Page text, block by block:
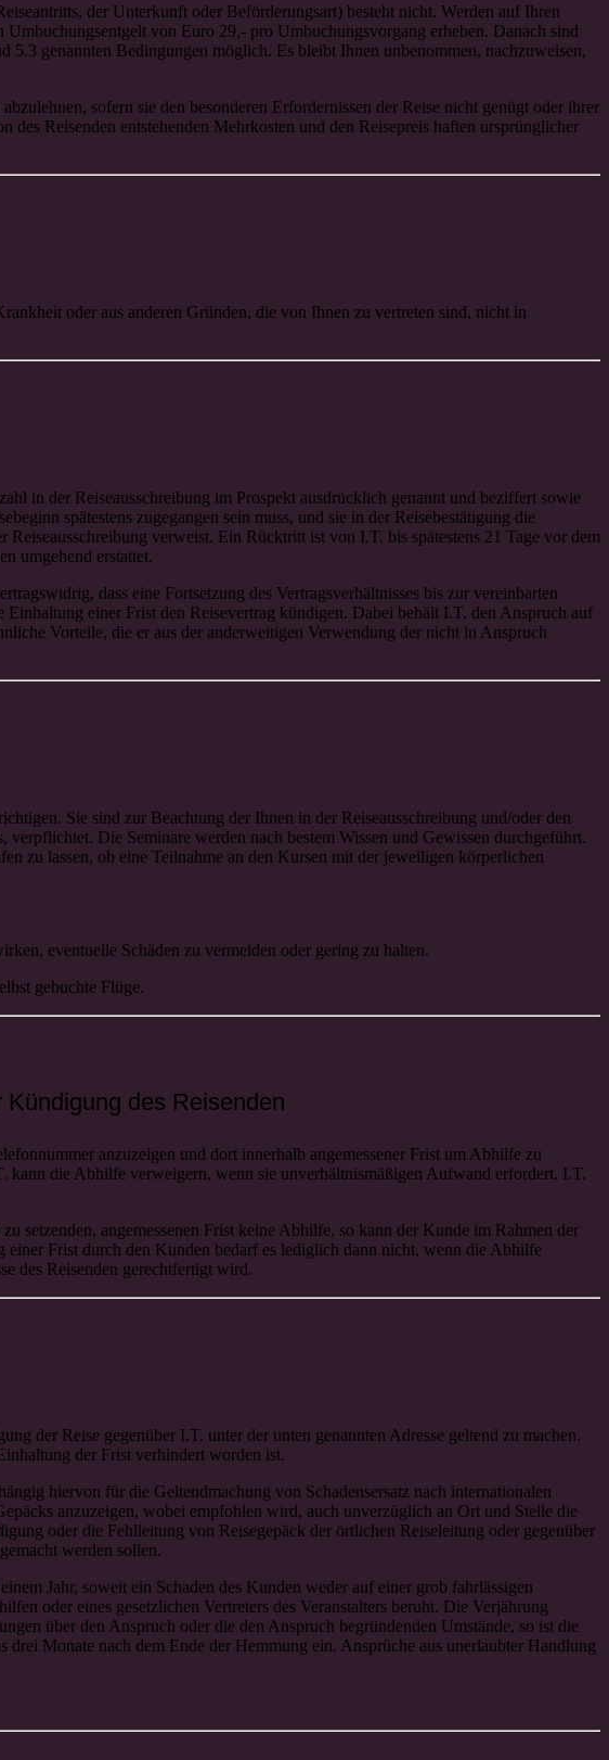
der Unterkunft oder Beförderungsart) besteht nicht. Werden auf Ihren
von Euro 29,- pro Umbuchungsvorgang erheben. Danach sind
genannten Bedingungen möglich. Es bleibt Ihnen unbenommen, nachzuweisen,
sofern sie den besonderen Erfordernissen der Reise nicht genügt oder ihrer
Reisenden entstehenden Mehrkosten und den Reisepreis haften ursprünglicher
oder aus anderen Gründen, die von Ihnen zu vertreten sind, nicht in
in der Reiseausschreibung im Prospekt ausdrücklich genannt und beziffert sowie
spätestens zugegangen sein muss, und sie in der Reisebestätigung die
verweist. Ein Rücktritt ist von I.T. bis spätestens 21 Tage vor dem
umgehend erstattet.
dass eine Fortsetzung des Vertragsverhältnisses bis zur vereinbarten
einer Frist den Reisevertrag kündigen. Dabei behält I.T. den Anspruch auf
Vorteile, die er aus der anderweitigen Verwendung der nicht in Anspruch
Sie sind zur Beachtung der Ihnen in der Reiseausschreibung und/oder den
Die Seminare werden nach bestem Wissen und Gewissen durchgeführt.
zu lassen, ob eine Teilnahme an den Kursen mit der jeweiligen körperlichen
eventuelle Schäden zu vermeiden oder gering zu halten.
gebuchte Flüge.
des Reisenden
anzuzeigen und dort innerhalb angemessener Frist um Abhilfe zu
kann die Abhilfe verweigern, wenn sie unverhältnismäßigen Aufwand erfordert. I.T.
setzenden, angemessenen Frist keine Abhilfe, so kann der Kunde im Rahmen der
Frist durch den Kunden bedarf es lediglich dann nicht, wenn die Abhilfe
des Reisenden gerechtfertigt wird.
der Reise gegenüber I.T. unter der unten genannten Adresse geltend zu machen.
der Frist verhindert worden ist.
hiervon für die Geltendmachung von Schadensersatz nach internationalen
anzuzeigen, wobei empfohlen wird, auch unverzüglich an Ort und Stelle die
oder die Fehlleitung von Reisegepäck der örtlichen Reiseleitung oder gegenüber
werden sollen.
Jahr, soweit ein Schaden des Kunden weder auf einer grob fahrlässigen
oder eines gesetzlichen Vertreters des Veranstalters beruht. Die Verjährung
über den Anspruch oder die den Anspruch begründenden Umstände, so ist die
Monate nach dem Ende der Hemmung ein. Ansprüche aus unerlaubter Handlung